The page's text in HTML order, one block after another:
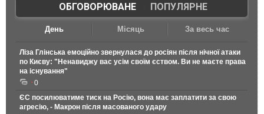
ОБГОВОРЮВАНЕ| ПОПУЛЯРНЕ
День Місяць За весь час
Ліза Глінська емоційно звернулася до росіян після нічної атаки
по Києву: "Ненавиджу вас усім своїм єством. Ви не маєте права
на існування"
0
ЄС посилюватиме тиск на Росію, вона має заплатити за свою
агресію, - Макрон після масованого удару